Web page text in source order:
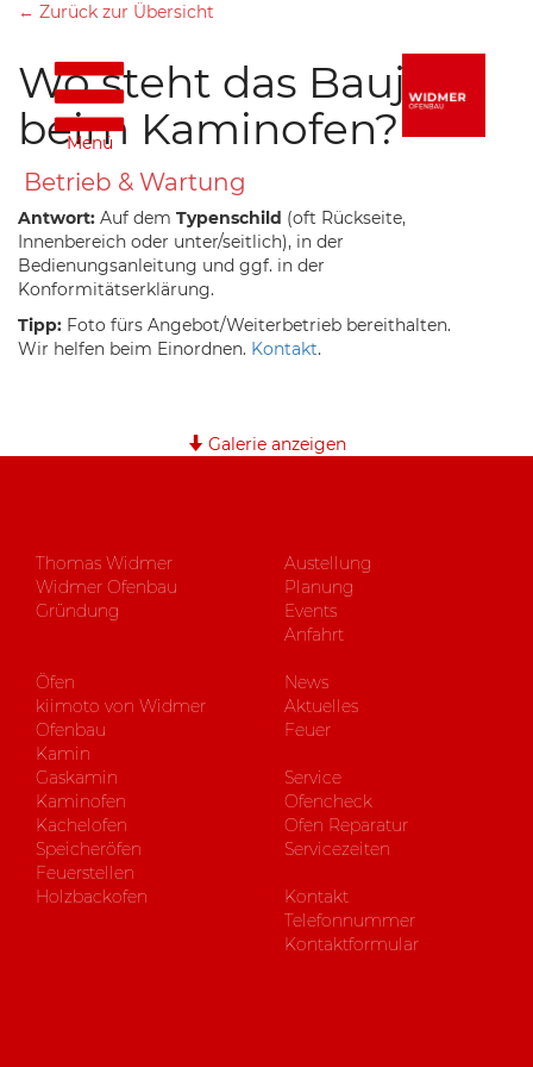
Menü
← Zurück zur Übersicht
Wo steht das Baujahr
beim Kaminofen?
Betrieb & Wartung
Antwort: Auf dem Typenschild (oft Rückseite,
Innenbereich oder unter/seitlich), in der
Bedienungsanleitung und ggf. in der
Konformitätserklärung.
Tipp: Foto fürs Angebot/Weiterbetrieb bereithalten.
Wir helfen beim Einordnen. Kontakt.
Galerie anzeigen
Thomas Widmer
Widmer Ofenbau
Gründung
Austellung
Planung
Events
Anfahrt
Öfen
kiimoto von Widmer
Ofenbau
Kamin
Gaskamin
Kaminofen
Kachelofen
Speicheröfen
Feuerstellen
Holzbackofen
News
Aktuelles
Feuer
Service
Ofencheck
Ofen Reparatur
Servicezeiten
Kontakt
Telefonnummer
Kontaktformular